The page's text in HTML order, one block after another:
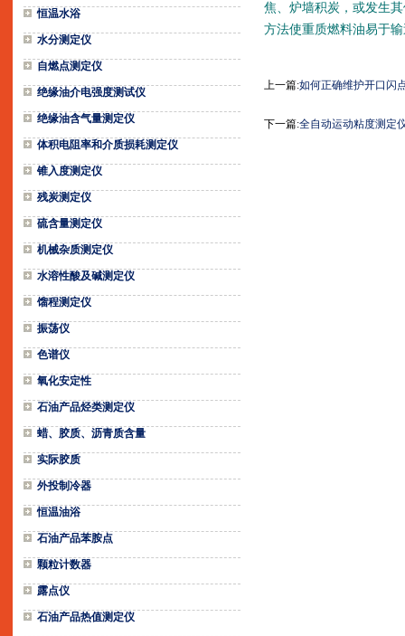
恒温水浴
水分测定仪
自燃点测定仪
绝缘油介电强度测试仪
绝缘油含气量测定仪
体积电阻率和介质损耗测定仪
锥入度测定仪
残炭测定仪
硫含量测定仪
机械杂质测定仪
水溶性酸及碱测定仪
馏程测定仪
振荡仪
色谱仪
氧化安定性
石油产品烃类测定仪
蜡、胶质、沥青质含量
实际胶质
外投制冷器
恒温油浴
石油产品苯胺点
颗粒计数器
露点仪
石油产品热值测定仪
焦、炉墙积炭，或发生
方法使重质燃料油易于
上一篇:如何正确维护开口闪
下一篇:全自动运动粘度测定